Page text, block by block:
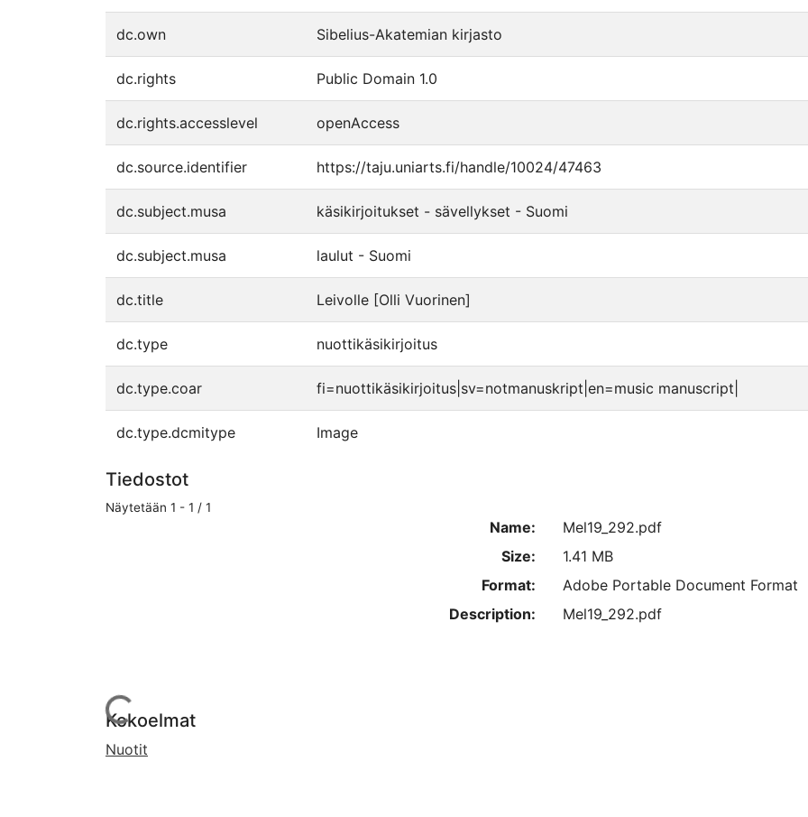
dc.own Sibelius-Akatemian kirjasto
dc.rights Public Domain 1.0
dc.rights.accesslevel openAccess
dc.source.identifier https://taju.uniarts.fi/handle/10024/47463
dc.subject.musa käsikirjoitukset - sävellykset - Suomi
dc.subject.musa laulut - Suomi
dc.title Leivolle [Olli Vuorinen]
dc.type nuottikäsikirjoitus
dc.type.coar fi=nuottikäsikirjoitus|sv=notmanuskript|en=music manuscript|
dc.type.dcmitype Image
Tiedostot
Näytetään 1 - 1 / 1
Ladataan...
Name:
Mel19_292.pdf
Size:
1.41 MB
Format:
Adobe Portable Document Format
Description:
Mel19_292.pdf
Kokoelmat
Nuotit